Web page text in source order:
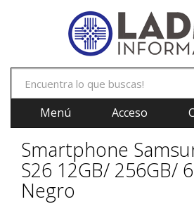
Menú Acceso
Smartphone
S26 12GB/ 256GB/
Negro